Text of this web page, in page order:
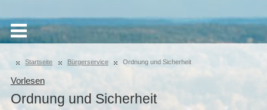
Startseite Bürgerservice Ordnung und Sicherheit
Vorlesen
Ordnung und Sicherheit